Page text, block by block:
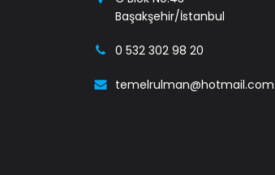
Başakşehir/İstanbul
0 532 302 98 20
temelrulman@hotmail.com